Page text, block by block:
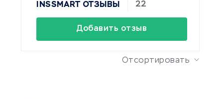
INSSMART ОТЗЫВЫ 22
Добавить отзыв
Отсортировать